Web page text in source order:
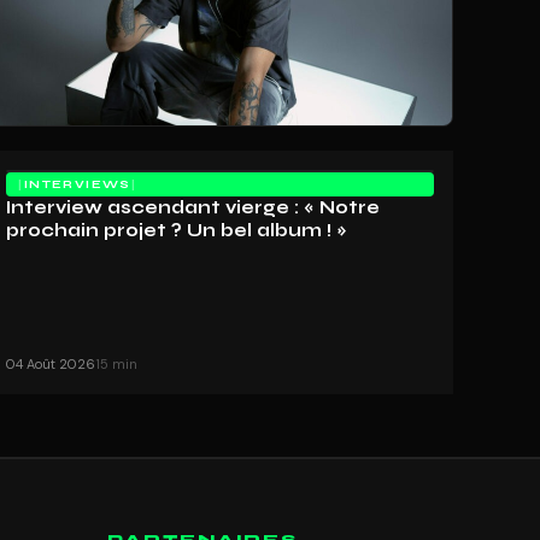
INTERVIEWS
Interview ascendant vierge : « Notre
prochain projet ? Un bel album ! »
04 Août 202615 min